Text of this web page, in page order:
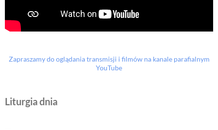
Zapraszamy do oglądania transmisji i filmów na kanale parafialnym
YouTube
Liturgia dnia